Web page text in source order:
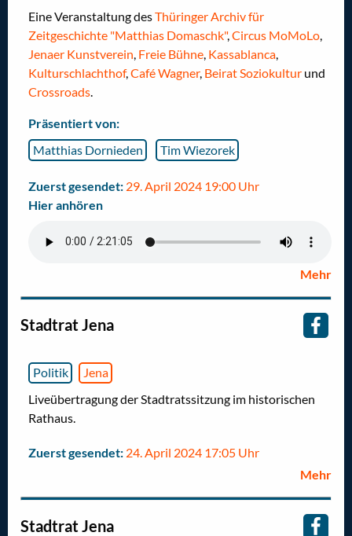
Eine Veranstaltung desThüringer Archiv für
Zeitgeschichte "Matthias Domaschk",Circus MoMoLo,
Jenaer Kunstverein, Freie Bühne, Kassablanca,
Kulturschlachthof,Café Wagner, Beirat Soziokultur und
Crossroads.
Präsentiert von:
Matthias Dornieden
Tim Wiezorek
Zuerst gesendet: 29. April 2024 19:00 Uhr
Hier anhören
Mehr
Stadtrat Jena
Politik
Jena
Liveübertragung der Stadtratssitzung im historischen
Rathaus.
Zuerst gesendet: 24. April 2024 17:05 Uhr
Mehr
Stadtrat Jena